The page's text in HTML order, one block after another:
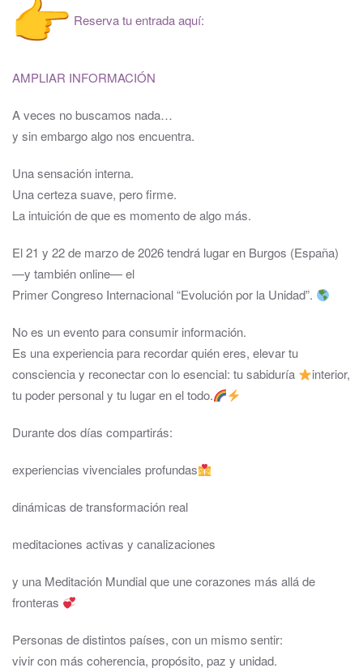
Reserva tu entrada aquí:
AMPLIAR INFORMACIÓN
A veces no buscamos nada…
y sin embargo algo nos encuentra.
Una sensación interna.
Una certeza suave, pero firme.
La intuición de que es momento de algo más.
El 21 y 22 de marzo de 2026 tendrá lugar en Burgos (España)
—y también online— el
Primer Congreso Internacional “Evolución por la Unidad”.
No es un evento para consumir información.
Es una experiencia para recordar quién eres, elevar tu
consciencia y reconectar con lo esencial: tu sabiduría
interior,
tu poder personal y tu lugar en el todo.
Durante dos días compartirás:
experiencias vivenciales profundas
dinámicas de transformación real
meditaciones activas y canalizaciones
y una Meditación Mundial que une corazones más allá de
fronteras
Personas de distintos países, con un mismo sentir:
vivir con más coherencia, propósito, paz y unidad.